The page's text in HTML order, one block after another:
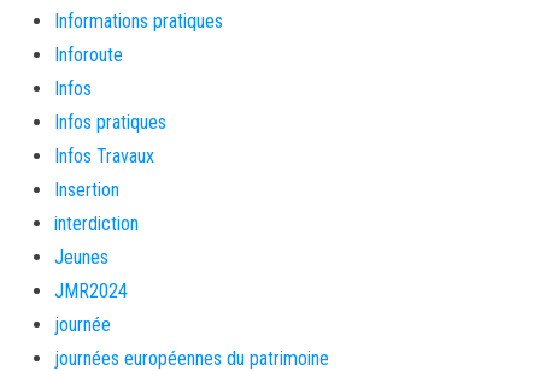
Informations pratiques
Inforoute
Infos
Infos pratiques
Infos Travaux
Insertion
interdiction
Jeunes
JMR2024
journée
journées européennes du patrimoine